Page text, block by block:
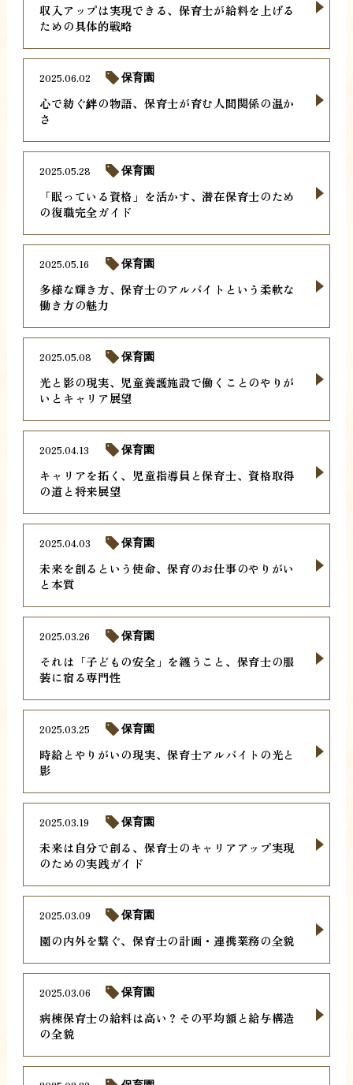
収入アップは実現できる、保育士が給料を上げる
ための具体的戦略
心で紡ぐ絆の物語、保育士が育む人間関係の温か
さ
2025.06.02 保育園
「眠っている資格」を活かす、潜在保育士のため
の復職完全ガイド
2025.05.28 保育園
多様な輝き方、保育士のアルバイトという柔軟な
働き方の魅力
2025.05.16 保育園
光と影の現実、児童養護施設で働くことのやりが
いとキャリア展望
2025.05.08 保育園
キャリアを拓く、児童指導員と保育士、資格取得
の道と将来展望
2025.04.13 保育園
未来を創るという使命、保育のお仕事のやりがい
と本質
2025.04.03 保育園
それは「子どもの安全」を纏うこと、保育士の服
装に宿る専門性
2025.03.26 保育園
時給とやりがいの現実、保育士アルバイトの光と
影
2025.03.25 保育園
未来は自分で創る、保育士のキャリアアップ実現
のための実践ガイド
2025.03.19 保育園
園の内外を繋ぐ、保育士の計画・連携業務の全貌
2025.03.09 保育園
病棟保育士の給料は高い？その平均額と給与構造
の全貌
2025.03.06 保育園